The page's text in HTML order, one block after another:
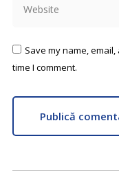
Save my name,
time I comment.
Publică